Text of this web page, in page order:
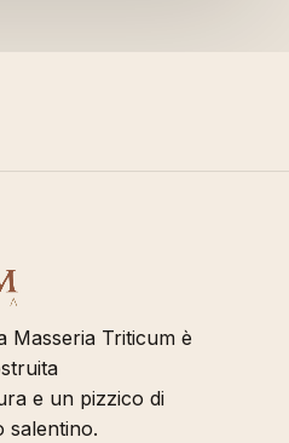
Masseria Triticum è
e un pizzico di
salentino.